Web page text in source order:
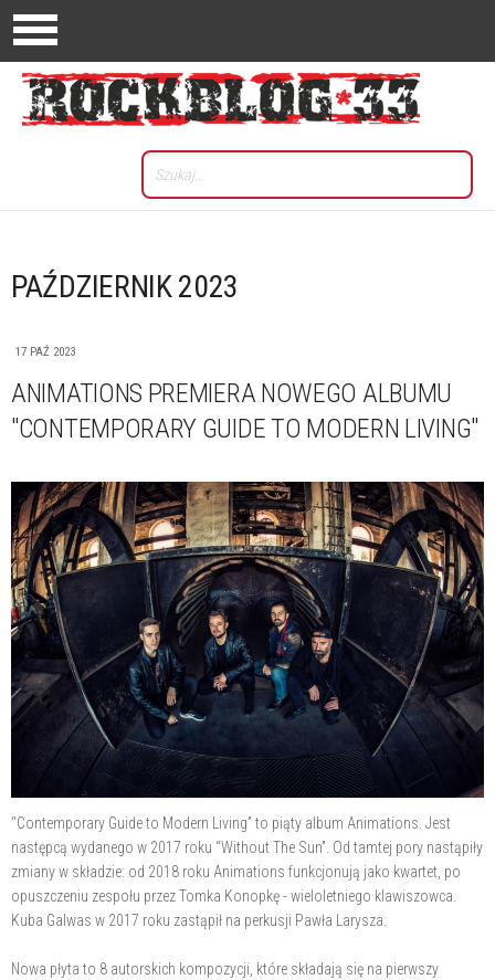
PAŹDZIERNIK 2023
17 PAŹ 2023
ANIMATIONS PREMIERA NOWEGO ALBUMU
"CONTEMPORARY GUIDE TO MODERN LIVING"
“Contemporary Guide to Modern Living” to piąty album Animations. Jest
następcą wydanego w 2017 roku “Without The Sun”. Od tamtej pory nastąpiły
zmiany w składzie: od 2018 roku Animations funkcjonują jako kwartet, po
opuszczeniu zespołu przez Tomka Konopkę - wieloletniego klawiszowca.
Kuba Galwas w 2017 roku zastąpił na perkusji Pawła Larysza.
Nowa płyta to 8 autorskich kompozycji, które składają się na pierwszy